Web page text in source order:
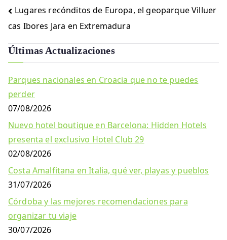
Navegación
de
entradas
Lugares recónditos de Europa, el geoparque Villuer
cas Ibores Jara en Extremadura
Últimas Actualizaciones
Parques nacionales en Croacia que no te puedes
perder
07/08/2026
Nuevo hotel boutique en Barcelona: Hidden Hotels
presenta el exclusivo Hotel Club 29
02/08/2026
Costa Amalfitana en Italia, qué ver, playas y pueblos
31/07/2026
Córdoba y las mejores recomendaciones para
organizar tu viaje
30/07/2026